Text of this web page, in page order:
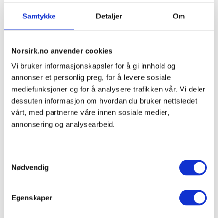
Samtykke Detaljer Om
Norsirk.no anvender cookies
Vi bruker informasjonskapsler for å gi innhold og
annonser et personlig preg, for å levere sosiale
mediefunksjoner og for å analysere trafikken vår. Vi deler
dessuten informasjon om hvordan du bruker nettstedet
vårt, med partnerne våre innen sosiale medier,
annonsering og analysearbeid.
Nødvendig
Egenskaper
emballasje satt på
markedet?
LOVVERK PRODUSENTANSVAR
Dette er
avfallsforskriften for
Avfallsforskriften for emballasje skal følges av